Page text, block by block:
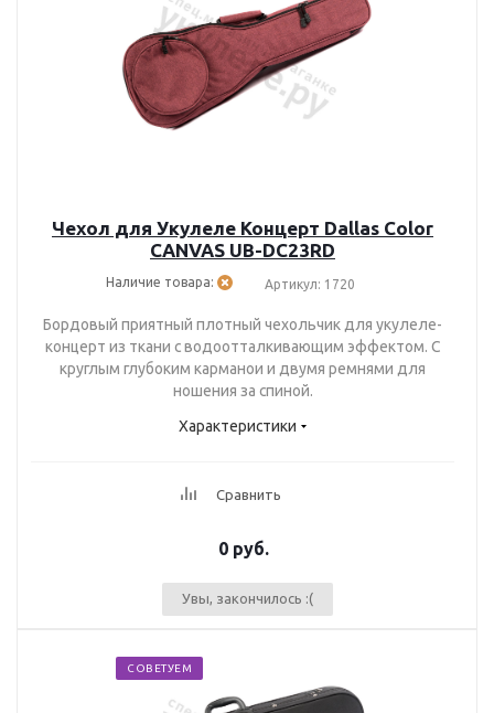
Чехол для Укулеле Концерт Dallas Color
CANVAS UB-DC23RD
Наличие товара: Артикул: 1720
Бордовый приятный плотный чехольчик для укулеле-
концерт из ткани с водоотталкивающим эффектом. С
круглым глубоким карманои и двумя ремнями для
ношения за спиной.
Характеристики
Сравнить
0 руб.
Увы, закончилось :(
СОВЕТУЕМ